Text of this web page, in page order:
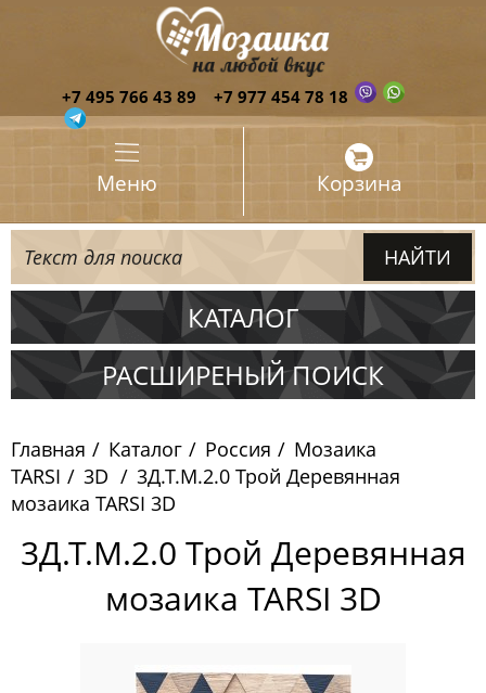
+7 495 766 43 89 +7 977 454 78 18
Меню Корзина
КАТАЛОГ
Испания
Китай
Россия
Мозаика TARSI
3D
РАСШИРЕНЫЙ ПОИСК
Главная Каталог Россия
Мозаика
TARSI
3D
3Д.Т.М.2.0 Трой Деревянная
мозаика TARSI 3D
3Д.Т.М.2.0 Трой Деревянная
мозаика TARSI 3D